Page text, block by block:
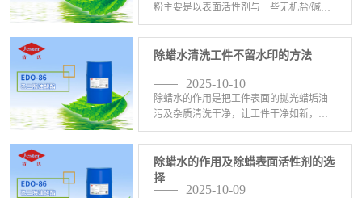
粉主要是以表面活性剂与一些无机盐/碱配
制而成；正常工件表面的油污都是很好清
洗干净的，但是有些工件比较复杂，比如
有些深孔的地方，或者有夹缝的地方用户
除蜡水清洗工件不留水印的方法
2025-10-10
除蜡水的作用是把工件表面的抛光蜡垢油
污及杂质清洗干净，让工件干净如新，除
蜡水需要怎么配置才能把蜡垢清洗干净不
挂水呢？一、选择合适的除蜡水原料，比
如异构醇油酸皂DF-20，C13异丙醇酰胺
DF-21，乙 <-查看详情>
除蜡水的作用及除蜡表面活性剂的选
择
2025-10-09